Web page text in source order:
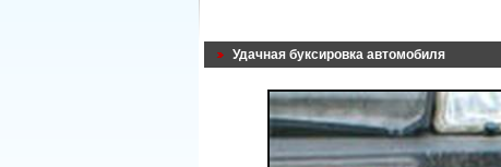
Удачная буксировка автомобиля